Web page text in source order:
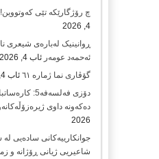
چ رۆژگارێکە تێی
4, 2026
ڕوانینیک لەبارەى
ئەحمەد عومەر ئاب 4, 2026
گۆڤاری نما ژمارە ٦١
ئاب 4, 2026
دۆزی
دەکەونە داوی
2026
جوانکارییەکانی سادەیی
شاعیریی ژیانی ڕۆژانە و